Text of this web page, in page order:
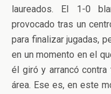
laureados. El 1-0
provocado tras un
para finalizar jugadas,
en un momento en el
él giró y arrancó
área. Ese es, en este